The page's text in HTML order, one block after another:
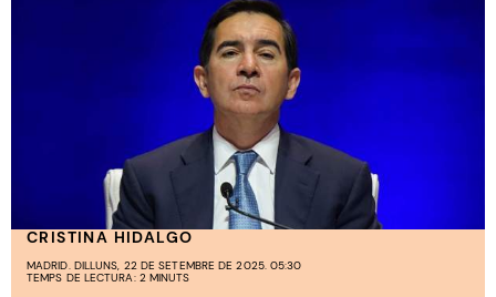
CRISTINA HIDALGO
MADRID. DILLUNS, 22 DE SETEMBRE DE 2025. 05:30
TEMPS DE LECTURA: 2 MINUTS